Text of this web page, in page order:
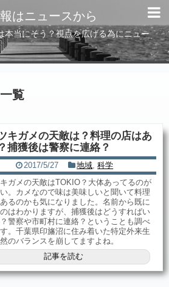
はニュースから
本当にそう？視点を広げる為にニュー
一覧
キガメの天敵は？料理の店はあ
捕獲後は警察に連絡？
2017/5/27 地域 ,科学
ガメの天敵はTOKIO？大体あってるのが
。カメなので味は美味しいと聞いて料理
るのかも気になりました。名前から既に
はわかりますが、捕獲後はどうすればい
警察や市町村に連絡？ということも調べ
。千葉県印旛沼に住み着いた特定外来生
のバランスを崩してますよね。
記事を読む